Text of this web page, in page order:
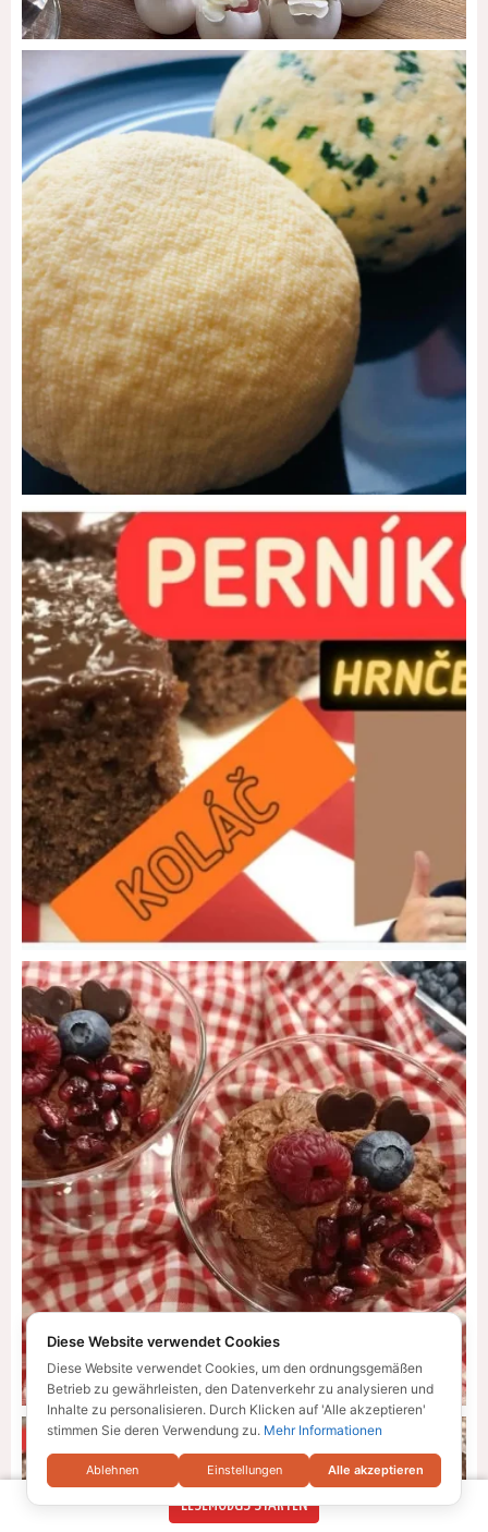
LESEMODUS STARTEN
Diese Website verwendet Cookies
Diese Website verwendet Cookies, um den ordnungsgemäßen
Betrieb zu gewährleisten, den Datenverkehr zu analysieren und
Inhalte zu personalisieren. Durch Klicken auf 'Alle akzeptieren'
stimmen Sie deren Verwendung zu. Mehr Informationen
Ablehnen Einstellungen Alle akzeptieren